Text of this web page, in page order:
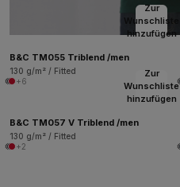
Zur
Wunschliste
hinzufügen
B&C TM055 Triblend /men
130 g/m² / Fitted
+6
Zur
Wunschliste
hinzufügen
B&C TM057 V Triblend /men
130 g/m² / Fitted
+2